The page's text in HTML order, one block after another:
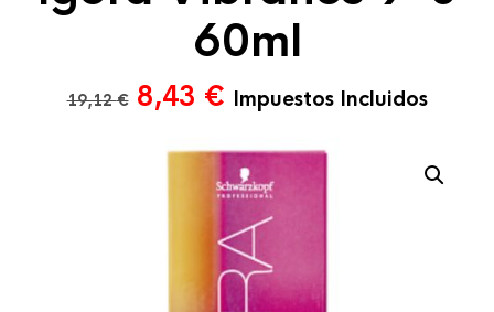
60ml
19,12€ El
original
19,12 €.
8,43 €El
precio
actual
es:
8,43 €.
Impuestos Incluidos